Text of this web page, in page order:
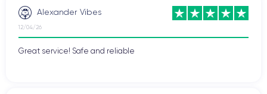
Alexander Vibes
12/04/26
Great service! Safe and reliable